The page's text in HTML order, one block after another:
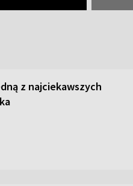
z najciekawszych